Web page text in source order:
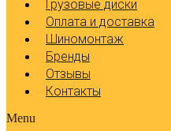
Грузовые диски
Оплата и доставка
Шиномонтаж
Бренды
Отзывы
Контакты
Menu